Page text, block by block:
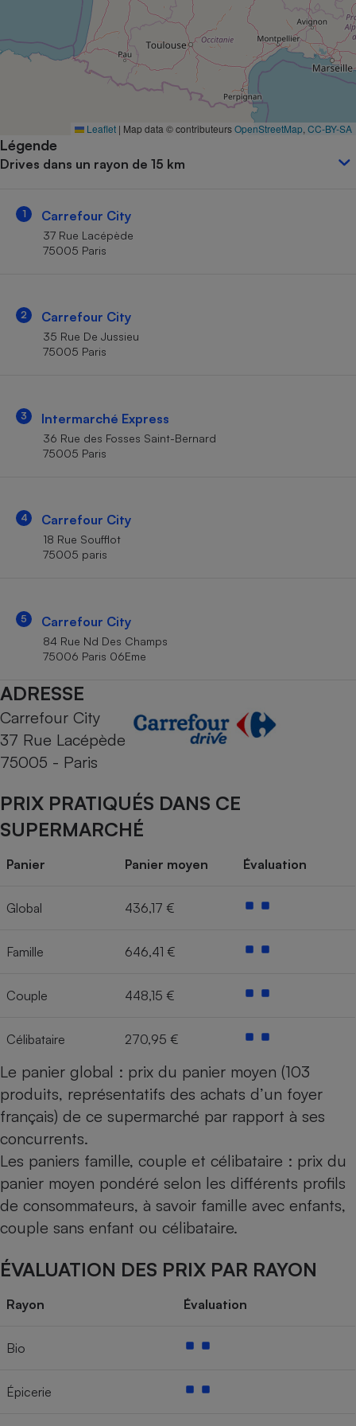
Leaflet | Map data © contributeursOpenStreetMap CC-BY-SA
Légende
Drives dans un rayon de 15 km
1 Carrefour City
37 Rue Lacépède
75005 Paris
2 Carrefour City
35 Rue De Jussieu
75005 Paris
3 Intermarché Express
36 Rue des Fosses Saint-Bernard
75005 Paris
4 Carrefour City
18 Rue Soufflot
75005 paris
5 Carrefour City
84 Rue Nd Des Champs
75006 Paris 06Eme
ADRESSE
Carrefour City
37 Rue Lacépède
75005 - Paris
PRIX PRATIQUÉS DANS CE
SUPERMARCHÉ
Panier Panier moyen Évaluation
Global 436,17 €
Famille 646,41 €
Couple 448,15 €
Célibataire 270,95 €
Le panier global : prix du panier moyen (103
produits, représentatifs des achats d’un foyer
français) de ce supermarché par rapport à ses
concurrents.
Les paniers famille, couple et célibataire : prix du
panier moyen pondéré selon les différents profils
de consommateurs, à savoir famille avec enfants,
couple sans enfant ou célibataire.
ÉVALUATION DES PRIX PAR RAYON
Rayon Évaluation
Bio
Épicerie
Complément
alimentaire
Assurance emprunteur
Petit électroménager -
Cafetière à expressos
Robot ménager
Mutuelle